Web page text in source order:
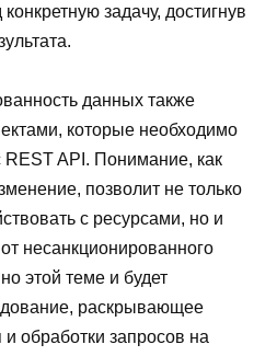
задачу, достигнув
данных также
которые необходимо
REST API. Понимание, как
позволит не только
с ресурсами, но и
несанкционированного
этой теме и будет
раскрывающее
обработки запросов на